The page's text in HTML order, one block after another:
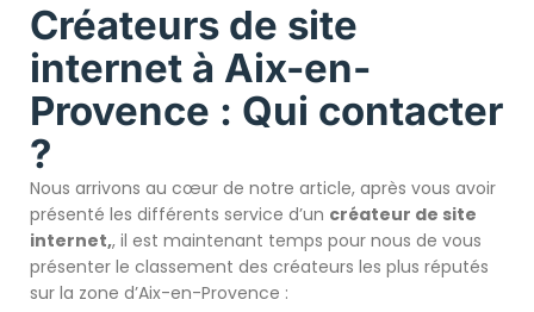
Créateurs de site
internet à Aix-en-
Provence : Qui contacter
?
Nous arrivons au cœur de notre article, après vous avoir
présenté les différents service d’un créateur de site
internet,, il est maintenant temps pour nous de vous
présenter le classement des créateurs les plus réputés
sur la zone d’Aix-en-Provence :